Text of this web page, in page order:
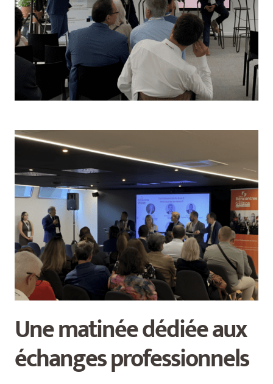
Une matinée dédiée aux
échanges professionnels